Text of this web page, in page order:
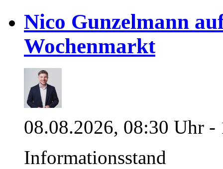
Nico Gunzelmann
Wochenmarkt
08.08.2026, 08:30 Uhr -
Informationsstand